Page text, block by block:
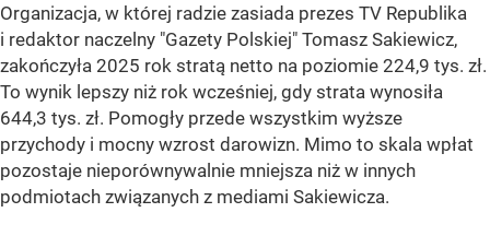
Organizacja, w której radzie zasiada prezes TV Republika
i redaktor naczelny "Gazety Polskiej" Tomasz Sakiewicz,
zakończyła 2025 rok stratą netto na poziomie 224,9 tys. zł.
To wynik lepszy niż rok wcześniej, gdy strata wynosiła
644,3 tys. zł. Pomogły przede wszystkim wyższe
przychody i mocny wzrost darowizn. Mimo to skala wpłat
pozostaje nieporównywalnie mniejsza niż w innych
podmiotach związanych z mediami Sakiewicza.